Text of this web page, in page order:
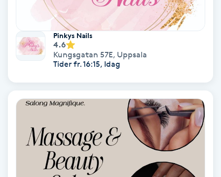
Regndroppsmassage
Reiki
Reikihealing
Rosacea
Rosenmetoden
Pinkys Nails
4.6
Kungsgatan 57E, Uppsala
Tider fr. 16:15, Idag